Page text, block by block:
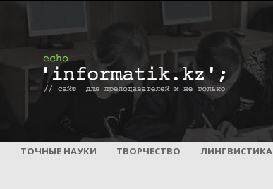
ПОУРОЧНОЕ
ТОЧНЫЕ НАУКИ ТВОРЧЕСТВО ЛИНГВИСТИКА